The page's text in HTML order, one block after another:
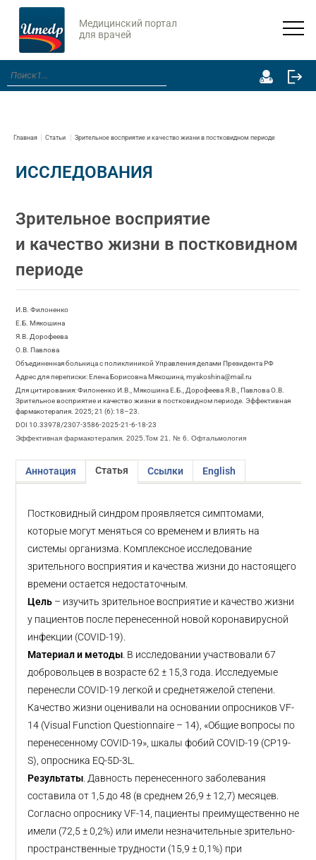
Медицинский портал
для врачей
Главная Статьи Зрительное восприятие и качество жизни в постковидном периоде
ИССЛЕДОВАНИЯ
Зрительное восприятие
и качество жизни в постковидном
периоде
И.В. Филоненко
Е.Б. Мякошина
Я.В. Дорофеева
О.В. Павлова
Объединенная больница с поликлиникой Управления делами Президента РФ
Адрес для переписки: Елена Борисовна Мякошина, myakoshina@mail.ru
Для цитирования: Филоненко И.В., Мякошина Е.Б., Дорофеева Я.В., Павлова О.В.
Зрительное восприятие и качество жизни в постковидном периоде. Эффективная
фармакотерапия. 2025; 21 (6): 18–23.
DOI 10.33978/2307-3586-2025-21-6-18-23
Эффективная фармакотерапия. 2025.Том 21. № 6. Офтальмология
Аннотация Статья Ссылки English
Постковидный синдром проявляется симптомами,
которые могут меняться со временем и влиять на
системы организма. Комплексное исследование
зрительного восприятия и качества жизни до настоящего
времени остается недостаточным.
Цель – изучить зрительное восприятие и качество жизни
у пациентов после перенесенной новой коронавирусной
инфекции (COVID-19).
Материал и методы . В исследовании участвовали 67
добровольцев в возрасте 62 ± 15,3 года. Исследуемые
перенесли COVID-19 легкой и среднетяжелой степени.
Качество жизни оценивали на основании опросников VF-
14 (Visual Function Questionnaire – 14), «Общие вопросы по
перенесенному COVID‑19», шкалы фобий COVID-19 (CP19-
S), опросника EQ-5D-3L.
Результаты . Давность перенесенного заболевания
составила от 1,5 до 48 (в среднем 26,9 ± 12,7) месяцев.
Согласно опроснику VF-14, пациенты преимущественно не
имели (72,5 ± 0,2%) или имели незначительные зрительно-
пространственные трудности (15,9 ± 0,1%) при